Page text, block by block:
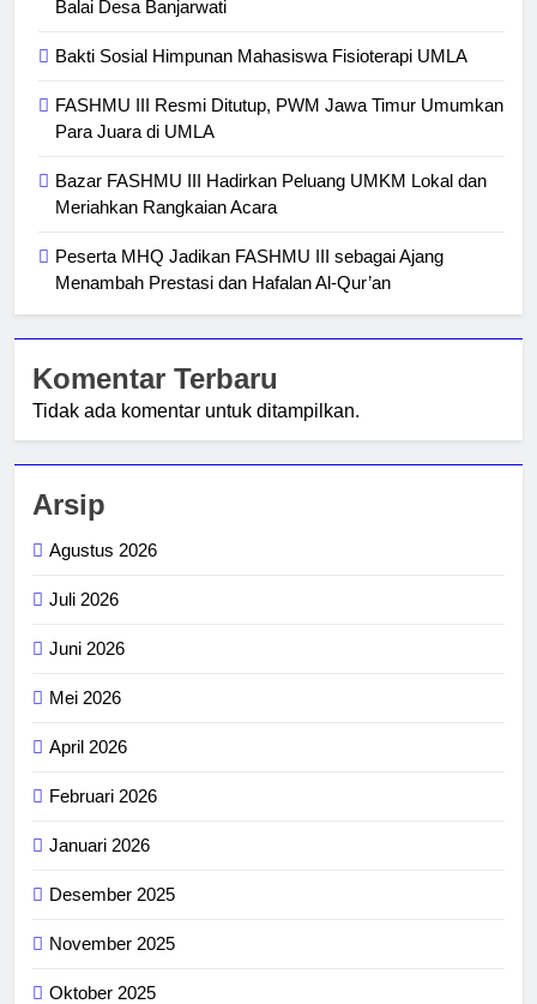
Balai Desa Banjarwati
Bakti Sosial Himpunan Mahasiswa Fisioterapi UMLA
FASHMU III Resmi Ditutup, PWM Jawa Timur Umumkan
Para Juara di UMLA
Bazar FASHMU III Hadirkan Peluang UMKM Lokal dan
Meriahkan Rangkaian Acara
Peserta MHQ Jadikan FASHMU III sebagai Ajang
Menambah Prestasi dan Hafalan Al-Qur’an
Komentar Terbaru
Tidak ada komentar untuk ditampilkan.
Arsip
Agustus 2026
Juli 2026
Juni 2026
Mei 2026
April 2026
Februari 2026
Januari 2026
Desember 2025
November 2025
Oktober 2025